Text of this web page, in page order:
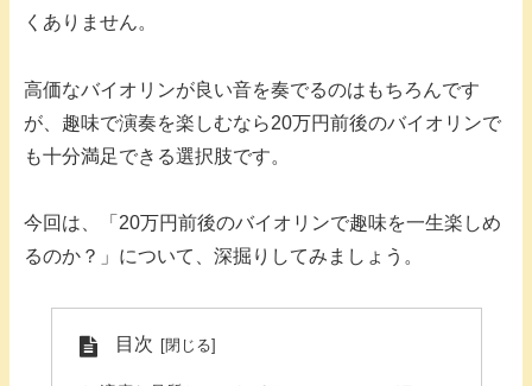
くありません。
高価なバイオリンが良い音を奏でるのはもちろんです
が、趣味で演奏を楽しむなら20万円前後のバイオリンで
も十分満足できる選択肢です。
今回は、「20万円前後のバイオリンで趣味を一生楽しめ
るのか？」について、深掘りしてみましょう。
目次